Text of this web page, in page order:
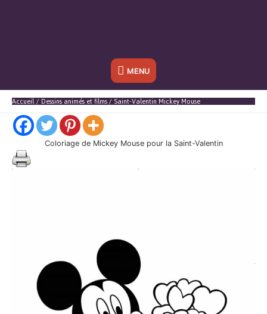
Sous
l'en-
MENU
Accueil Dessins animés et films Saint-Valentin Mickey Mouse
Coloriage de Mickey Mouse pour la Saint-Valentin